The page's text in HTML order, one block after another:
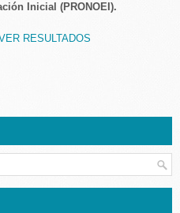
Inicial (PRONOEI).
RESULTADOS